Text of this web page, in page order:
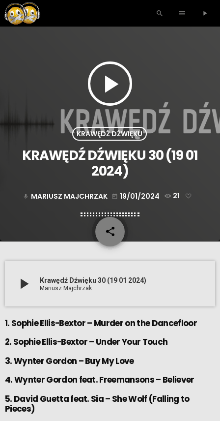
search menu play_arrow
play_arrow
KRAWĘDŹ DŹWIĘKU
KRAWĘDŹ DŹWIĘKU 30 (19 01
2024)
mic MARIUSZ MAJCHRZAK today 19/01/2024 21
share
email
play_arrow Krawędź Dźwięku 30 (19 01 2024)
Mariusz Majchrzak
1. Sophie Ellis-Bextor – Murder on the Dancefloor
2. Sophie Ellis-Bextor – Under Your Touch
3. Wynter Gordon – Buy My Love
4. Wynter Gordon feat. Freemansons – Believer
5. David Guetta feat. Sia – She Wolf (Falling to
Pieces)